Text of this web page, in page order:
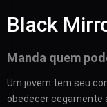
Black
Manda quem
Um jovem tem seu
obedecer cegamente